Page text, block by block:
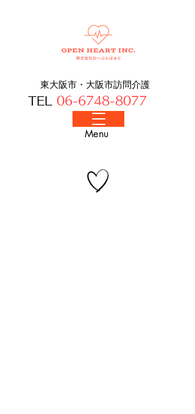
東大阪市・大阪​市訪問介護
TEL 06-6748-8077
​Menu